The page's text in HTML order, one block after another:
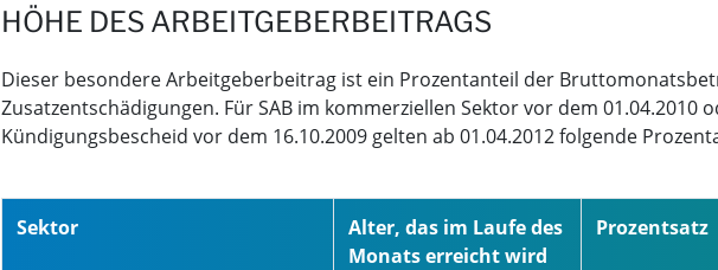
HÖHE DES ARBEITGEBERBEITRAGS
Dieser besondere Arbeitgeberbeitrag ist ein Prozentanteil der
Zusatzentschädigungen. Für SAB im kommerziellen Sektor vor dem 01.04.2010
Kündigungsbescheid vor dem 16.10.2009 gelten ab 01.04.2012 folgende
Sektor
Alter, das im Laufe des
Monats erreicht wird
Prozentsatz